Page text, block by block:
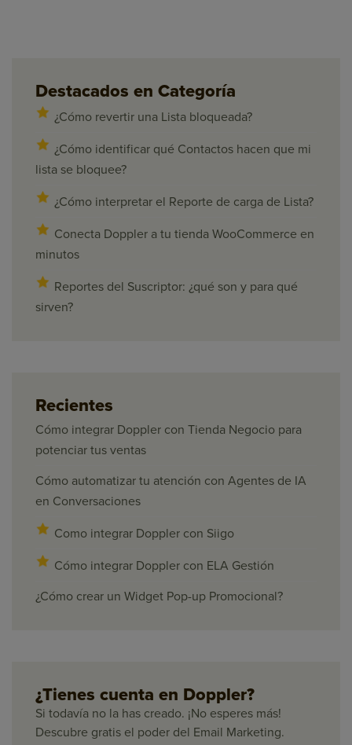
Destacados en Categoría
¿Cómo revertir una Lista bloqueada?
¿Cómo identificar qué Contactos hacen que mi
lista se bloquee?
¿Cómo interpretar el Reporte de carga de Lista?
Conecta Doppler a tu tienda WooCommerce en
minutos
Reportes del Suscriptor: ¿qué son y para qué
sirven?
Recientes
Cómo integrar Doppler con Tienda Negocio para
potenciar tus ventas
Cómo automatizar tu atención con Agentes de IA
en Conversaciones
Como integrar Doppler con Siigo
Cómo integrar Doppler con ELA Gestión
¿Cómo crear un Widget Pop-up Promocional?
¿Tienes cuenta en Doppler?
Si todavía no la has creado. ¡No esperes más!
Descubre gratis el poder del Email Marketing.